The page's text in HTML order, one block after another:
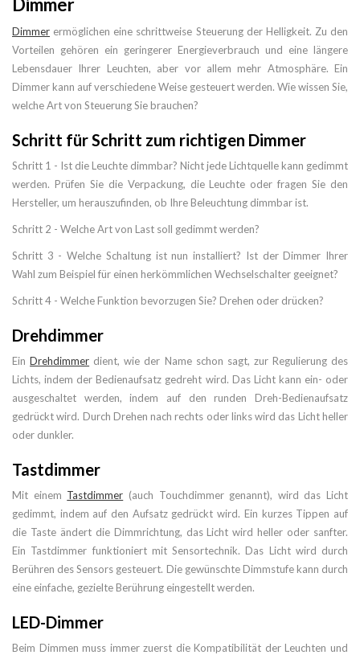
Dimmer
Dimmer ermöglichen eine schrittweise Steuerung der Helligkeit. Zu den
Vorteilen gehören ein geringerer Energieverbrauch und eine längere
Lebensdauer Ihrer Leuchten, aber vor allem mehr Atmosphäre. Ein
Dimmer kann auf verschiedene Weise gesteuert werden. Wie wissen Sie,
welche Art von Steuerung Sie brauchen?
Schritt für Schritt zum richtigen Dimmer
Schritt 1 - Ist die Leuchte dimmbar? Nicht jede Lichtquelle kann gedimmt
werden. Prüfen Sie die Verpackung, die Leuchte oder fragen Sie den
Hersteller, um herauszufinden, ob Ihre Beleuchtung dimmbar ist.
Schritt 2 - Welche Art von Last soll gedimmt werden?
Schritt 3 - Welche Schaltung ist nun installiert? Ist der Dimmer Ihrer
Wahl zum Beispiel für einen herkömmlichen Wechselschalter geeignet?
Schritt 4 - Welche Funktion bevorzugen Sie? Drehen oder drücken?
Drehdimmer
EinDrehdimmer dient, wie der Name schon sagt, zur Regulierung des
Lichts, indem der Bedienaufsatz gedreht wird. Das Licht kann ein- oder
ausgeschaltet werden, indem auf den runden Dreh-Bedienaufsatz
gedrückt wird. Durch Drehen nach rechts oder links wird das Licht heller
oder dunkler.
Tastdimmer
Mit einem Tastdimmer (auch Touchdimmer genannt), wird das Licht
gedimmt, indem auf den Aufsatz gedrückt wird. Ein kurzes Tippen auf
die Taste ändert die Dimmrichtung, das Licht wird heller oder sanfter.
Ein Tastdimmer funktioniert mit Sensortechnik. Das Licht wird durch
Berühren des Sensors gesteuert. Die gewünschte Dimmstufe kann durch
eine einfache, gezielte Berührung eingestellt werden.
LED-Dimmer
Beim Dimmen muss immer zuerst die Kompatibilität der Leuchten und